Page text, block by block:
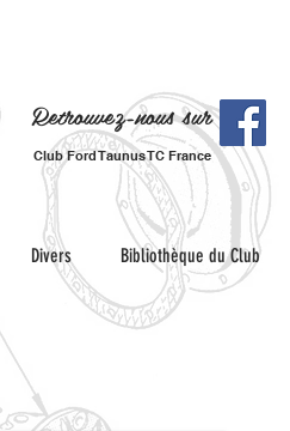
Retrouvez-nous sur
Club Ford Taunus TC France
Divers Bibliothèque du Club